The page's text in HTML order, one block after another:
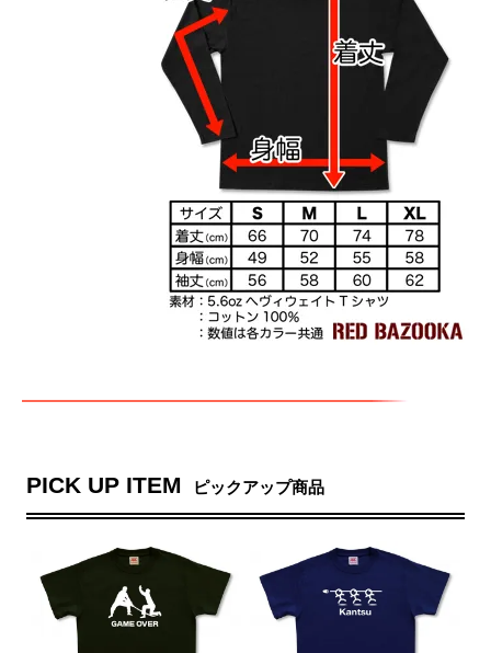
PICK UP ITEM ピックアップ商品